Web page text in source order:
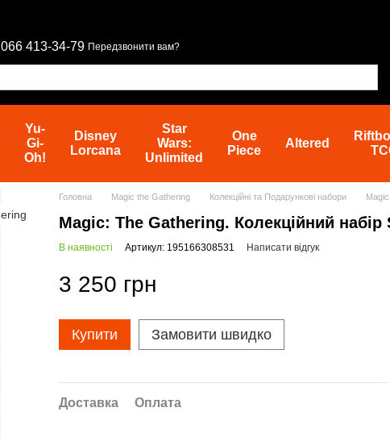
066 413-34-79 Передзвонити вам?
Yu-
Gi-
Oh!
Disney
Lorcana
Star
Wars:
Unlimited
One
Piece
Altered
Головна Magic the Gathering Колекційні та Подарункові набори
Magic: The Gathering. Колекційний
В наявності Артикул: 195166308531 Написати відгук
3 250 грн
Купити Замовити швидко
Доставка Оплата